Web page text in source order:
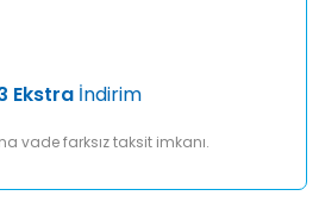
Ekstra İndirim
vade farksız taksit imkanı.